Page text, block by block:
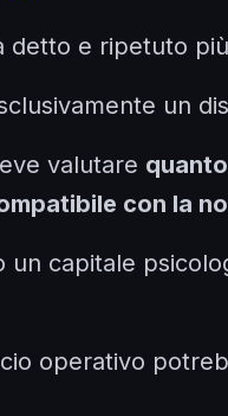
detto e ripetuto
un
valutare
con la
un capitale
operativo